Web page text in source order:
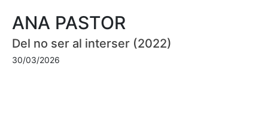
ANA PASTOR
Del no ser al interser (2022)
30/03/2026